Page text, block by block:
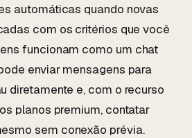
automáticas quando novas
com os critérios que você
funcionam como um chat
enviar mensagens para
diretamente e, com o recurso
planos premium, contatar
sem conexão prévia.